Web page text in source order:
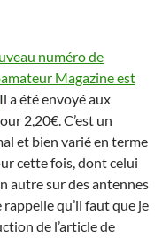
numéro de
Magazine est
a été envoyé aux
2,20€. C’est un
et bien varié en terme
cette fois, dont celui
autre sur des antennes
qu’il faut que je
de l’article de